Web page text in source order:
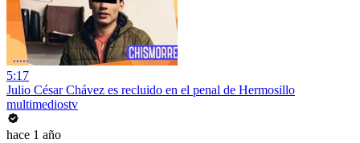
5:17
Julio César Chávez es recluido en el penal de Hermosillo
multimediostv
hace 1 año